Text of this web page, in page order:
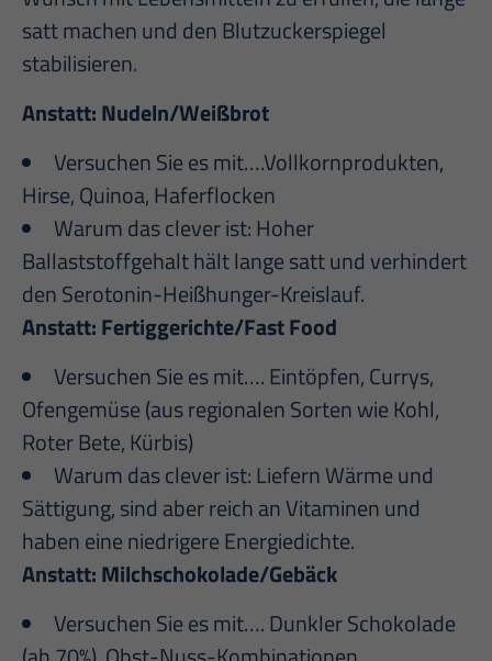
satt machen und den Blutzuckerspiegel
stabilisieren.
Anstatt: Nudeln/Weißbrot
Versuchen Sie es mit….Vollkornprodukten,
Hirse, Quinoa, Haferflocken
Warum das clever ist: Hoher
Ballaststoffgehalt hält lange satt und verhindert
den Serotonin-Heißhunger-Kreislauf.
Anstatt: Fertiggerichte/Fast Food
Versuchen Sie es mit…. Eintöpfen, Currys,
Ofengemüse (aus regionalen Sorten wie Kohl,
Roter Bete, Kürbis)
Warum das clever ist: Liefern Wärme und
Sättigung, sind aber reich an Vitaminen und
haben eine niedrigere Energiedichte.
Anstatt: Milchschokolade/Gebäck
Versuchen Sie es mit…. Dunkler Schokolade